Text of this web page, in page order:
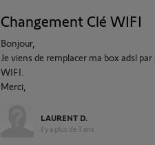
Changement Clé WIFI
Bonjour,
Je viens de remplacer ma box adsl
WIFI.
Merci,
LAURENT D.
il y a plus de 3 ans